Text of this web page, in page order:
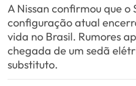
A Nissan confirmou que o
configuração atual
vida no Brasil. Rumores
chegada de um sedã
substituto.